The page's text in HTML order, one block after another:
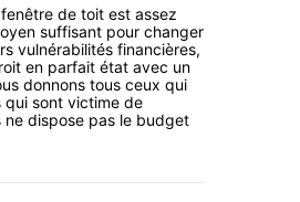
de toit est assez
suffisant pour changer
vulnérabilités financières,
en parfait état avec un
donnons tous ceux qui
qui sont victime de
dispose pas le budget